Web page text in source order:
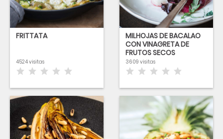
FRITTATA
4524 visitas
MILHOJAS DE BACALAO
CON VINAGRETA DE
FRUTOS SECOS
3609 visitas